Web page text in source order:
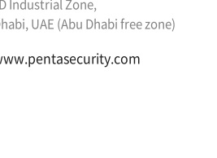
Industrial Zone,
UAE (Abu Dhabi free zone)